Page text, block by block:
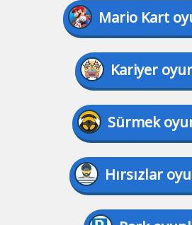
Mario Kart
Kariyer
Sürmek
Hırsızlar